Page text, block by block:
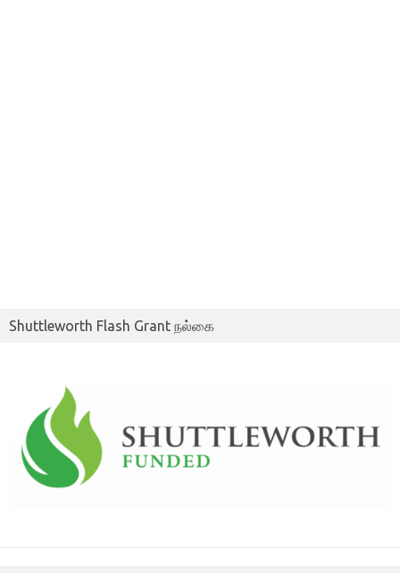
Shuttleworth Flash Grant நல்கை